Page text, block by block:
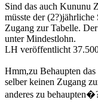
Sind das auch Kununu
müsste der (2?)jährliche
Zugang zur Tabelle.
unter Mindestlohn.
LH veröffentlicht
Hmm,zu Behaupten
selber keinen Zugang
anderes zu